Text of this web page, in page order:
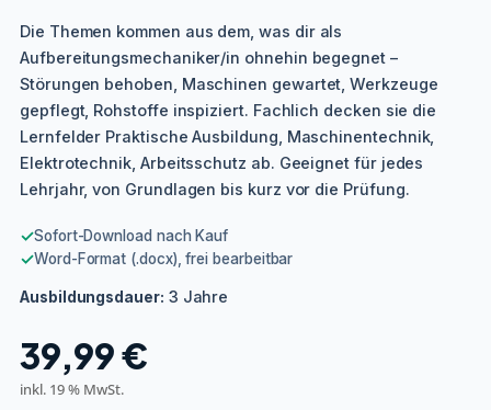
Die Themen kommen aus dem, was dir als
Aufbereitungsmechaniker/in ohnehin begegnet –
Störungen behoben, Maschinen gewartet, Werkzeuge
gepflegt, Rohstoffe inspiziert. Fachlich decken sie die
Lernfelder Praktische Ausbildung, Maschinentechnik,
Elektrotechnik, Arbeitsschutz ab. Geeignet für jedes
Lehrjahr, von Grundlagen bis kurz vor die Prüfung.
✓Sofort-Download nach Kauf
✓Word-Format (.docx), frei bearbeitbar
Ausbildungsdauer: 3 Jahre
39,99€
inkl. 19 % MwSt.